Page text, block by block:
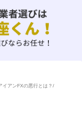
イアンFXの悪行とは？/